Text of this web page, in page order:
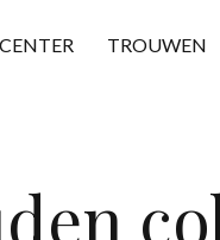
TROUWEN